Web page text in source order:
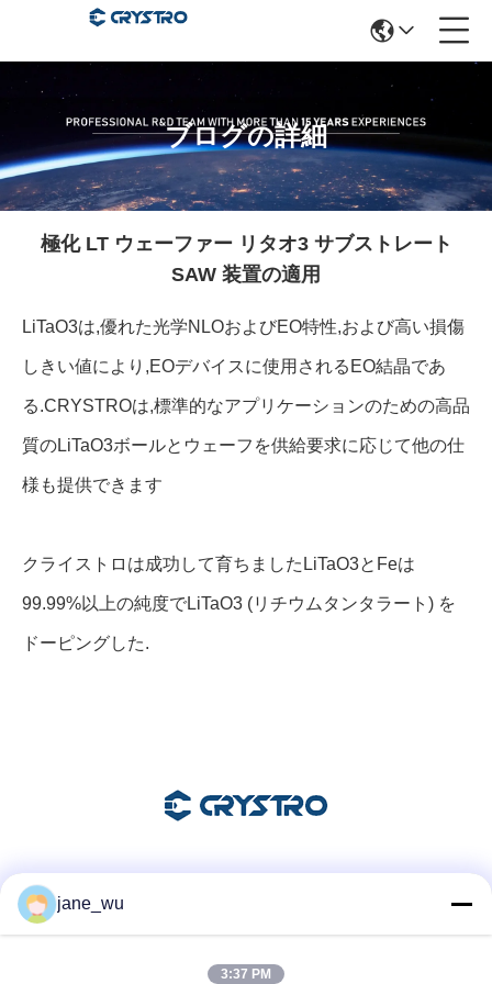
ブログの詳細
極化 LT ウェーファー リタオ3 サブストレート
SAW 装置の適用
LiTaO3は,優れた光学NLOおよびEO特性,および高い損傷
しきい値により,EOデバイスに使用されるEO結晶であ
る.CRYSTROは,標準的なアプリケーションのための高品
質のLiTaO3ボールとウェーフを供給要求に応じて他の仕
様も提供できます
クライストロは成功して育ちました LiTaO3とFeは
99.99%以上の純度でLiTaO3 (リチウムタンタラート) を
ドーピングした.
jane_wu
3:37 PM